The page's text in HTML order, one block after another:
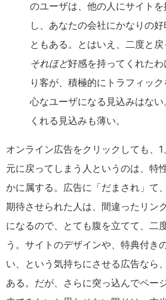
のユーザは、他の人にサイト
し、あなたの会社にかなりの
ともある。とはいえ、二度と戻
それほど好感を持ってくれた
り客が、積極的にトラフィッ
心なユーザになる見込みはな
くれる見込みも薄い。
オンライン広告をクリックしても、
元に戻ってしまう人というのは、特
かに属する。広告に「だまされ」て
期待させられた人は、間違ったリン
になるので、とても腹を立てて、二
う。サイトのデザインや、特典付き
い、という気持ちにさせる広告なら
ある。だが、さらに突っ込んでペー